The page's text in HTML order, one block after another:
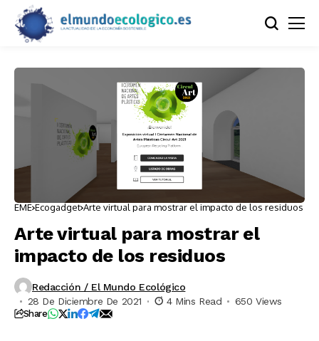
EME Ecogadget Arte virtual para mostrar el impacto de los residuos
Arte virtual para mostrar el
impacto de los residuos
Redacción / El Mundo Ecológico
28 De Diciembre De 2021
4 Mins Read 650 Views
Share